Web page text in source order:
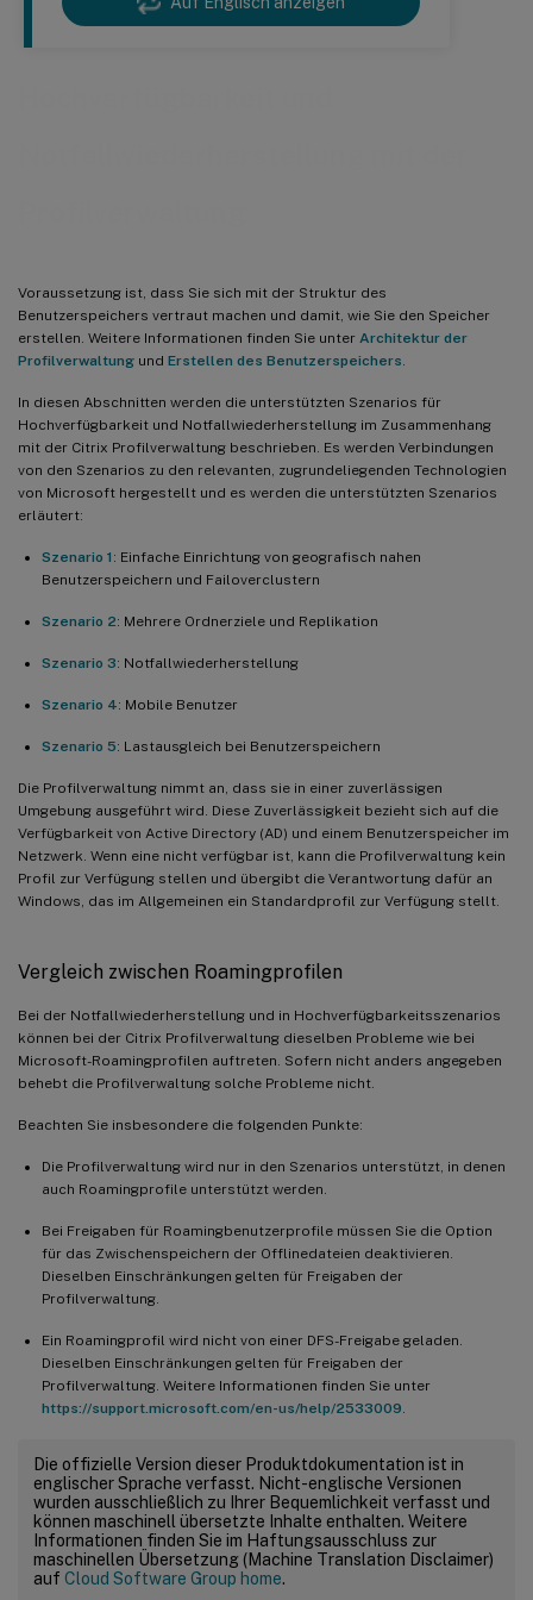
Voraussetzung ist, dass Sie sich mit der Struktur des
Benutzerspeichers vertraut machen und damit, wie Sie den Speicher
erstellen. Weitere Informationen finden Sie unter Architektur der
Profilverwaltung und Erstellen des Benutzerspeichers
In diesen Abschnitten werden die unterstützten Szenarios für
Hochverfügbarkeit und Notfallwiederherstellung im Zusammenhang
mit der Citrix Profilverwaltung beschrieben. Es werden Verbindungen
von den Szenarios zu den relevanten, zugrundeliegenden Technologien
von Microsoft hergestellt und es werden die unterstützten Szenarios
erläutert:
Szenario 1 : Einfache Einrichtung von geografisch nahen
Benutzerspeichern und Failoverclustern
Szenario 2: Mehrere Ordnerziele und Replikation
Szenario 3: Notfallwiederherstellung
Szenario 4: Mobile Benutzer
Szenario 5: Lastausgleich bei Benutzerspeichern
Die Profilverwaltung nimmt an, dass sie in einer zuverlässigen
Umgebung ausgeführt wird. Diese Zuverlässigkeit bezieht sich auf die
Verfügbarkeit von Active Directory (AD) und einem Benutzerspeicher im
Netzwerk. Wenn eine nicht verfügbar ist, kann die Profilverwaltung kein
Profil zur Verfügung stellen und übergibt die Verantwortung dafür an
Windows, das im Allgemeinen ein Standardprofil zur Verfügung stellt.
Vergleich zwischen Roamingprofilen
Bei der Notfallwiederherstellung und in Hochverfügbarkeitsszenarios
können bei der Citrix Profilverwaltung dieselben Probleme wie bei
Microsoft-Roamingprofilen auftreten. Sofern nicht anders angegeben
behebt die Profilverwaltung solche Probleme nicht.
Beachten Sie insbesondere die folgenden Punkte:
Die Profilverwaltung wird nur in den Szenarios unterstützt, in denen
auch Roamingprofile unterstützt werden.
Bei Freigaben für Roamingbenutzerprofile müssen Sie die Option
für das Zwischenspeichern der Offlinedateien deaktivieren.
Dieselben Einschränkungen gelten für Freigaben der
Profilverwaltung.
Ein Roamingprofil wird nicht von einer DFS-Freigabe geladen.
Dieselben Einschränkungen gelten für Freigaben der
Profilverwaltung. Weitere Informationen finden Sie unter
https://support.microsoft.com/en-us/help/2533009
Die offizielle Version dieser Produktdokumentation ist in
englischer Sprache verfasst. Nicht-englische Versionen
wurden ausschließlich zu Ihrer Bequemlichkeit verfasst und
können maschinell übersetzte Inhalte enthalten. Weitere
Informationen finden Sie im Haftungsausschluss zur
maschinellen Übersetzung (Machine Translation Disclaimer)
auf Cloud Software Group home.